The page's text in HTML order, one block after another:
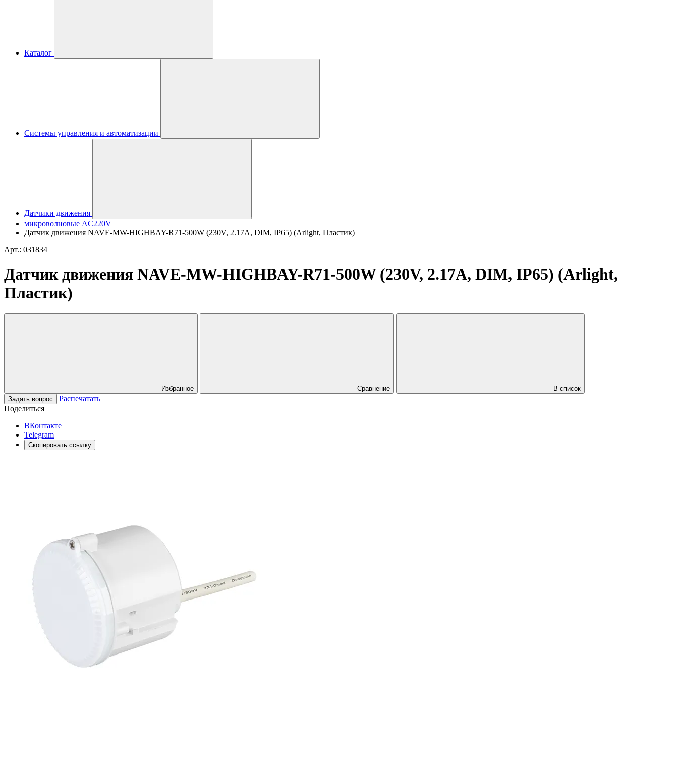
Каталог
Системы управления и автоматизации
Датчики движения
микроволновые AC220V
Датчик движения NAVE-MW-HIGHBAY-R71-500W (230V, 2.17A, DIM, IP65) (Arlight, Пластик)
Арт.: 031834
Датчик движения NAVE-MW-HIGHBAY-R71-500W (230V, 2.17A, DIM, IP65) (Arlight,
Пластик)
Избранное Сравнение
В список
Задать вопрос
Распечатать
Поделиться
ВКонтакте
Telegram
Скопировать ссылку